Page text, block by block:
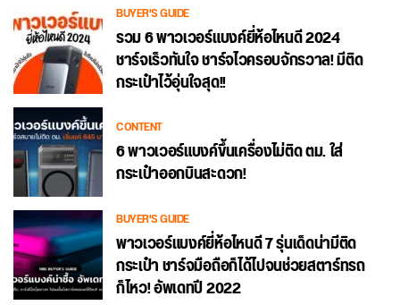
BUYER'S GUIDE
รวม 6 พาวเวอร์แบงค์ยี่ห้อไหนดี 2024
ชาร์จเร็วทันใจ ชาร์จไวครอบจักรวาล! มีติด
กระเป๋าไว้อุ่นใจสุด!!
CONTENT
6 พาวเวอร์แบงค์ขึ้นเครื่องไม่ติด ตม. ใส่
กระเป๋าออกบินสะดวก!
BUYER'S GUIDE
พาวเวอร์แบงค์ยี่ห้อไหนดี 7 รุ่นเด็ดน่ามีติด
กระเป๋า ชาร์จมือถือก็ได้ไปจนช่วยสตาร์ทรถ
ก็ไหว! อัพเดทปี 2022